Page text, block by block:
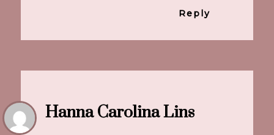
Reply
Hanna Carolina Lins